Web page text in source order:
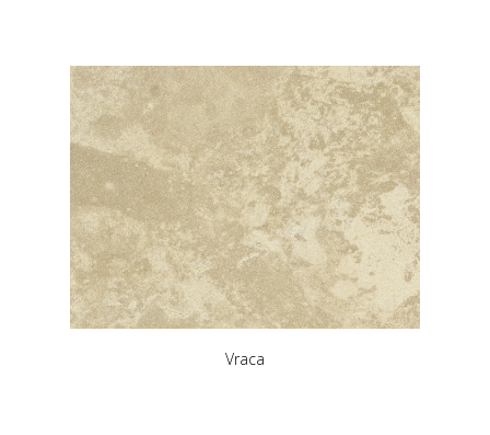
Vraca